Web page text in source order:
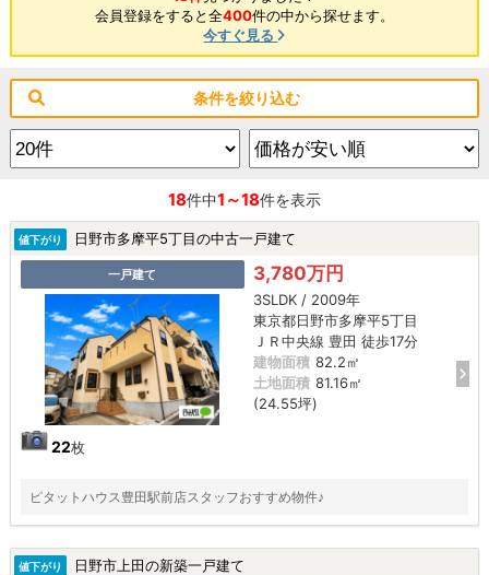
会員登録をすると全400件の中から探せます。
今すぐ見る
条件を絞り込む
18件中1～18件を表示
値下がり 日野市多摩平5丁目の中古一戸建て
一戸建て
22枚
3,780万円
3SLDK / 2009年
東京都日野市多摩平5丁目
ＪＲ中央線 豊田 徒歩17分
建物面積 82.2㎡
土地面積 81.16㎡
(24.55坪)
ピタットハウス豊田駅前店スタッフおすすめ物件♪
値下がり 日野市上田の新築一戸建て